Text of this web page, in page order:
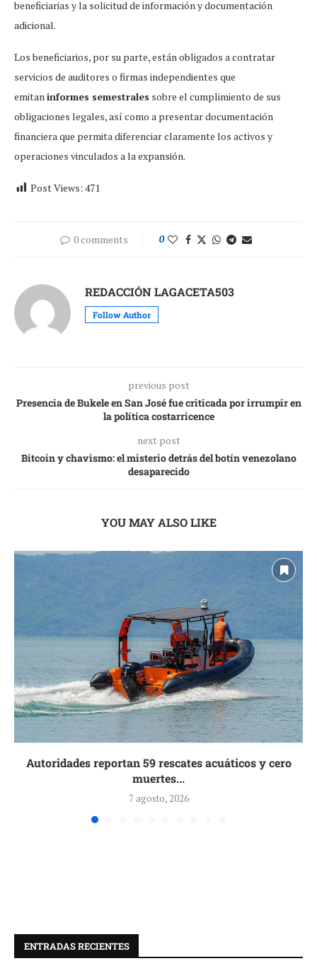
beneficiarias y la solicitud de información y documentación
adicional.
Los beneficiarios, por su parte, están obligados a contratar
servicios de auditores o firmas independientes que
emitan informes semestrales sobre el cumplimiento de sus
obligaciones legales, así como a presentar documentación
financiera que permita diferenciar claramente los activos y
operaciones vinculados a la expansión.
Post Views: 471
0 comments 0
REDACCIÓN LAGACETA503
Follow Author
previous post
Presencia de Bukele en San José fue criticada por irrumpir en
la política costarricence
next post
Bitcoin y chavismo: el misterio detrás del botín venezolano
desaparecido
YOU MAY ALSO LIKE
Autoridades reportan 59 rescates acuáticos y cero
muertes...
7 agosto, 2026
ENTRADAS RECIENTES